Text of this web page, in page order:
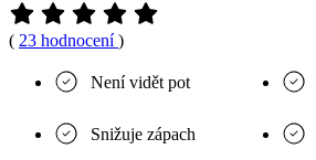
( 23 hodnocení)
Není vidět pot
Snižuje zápach